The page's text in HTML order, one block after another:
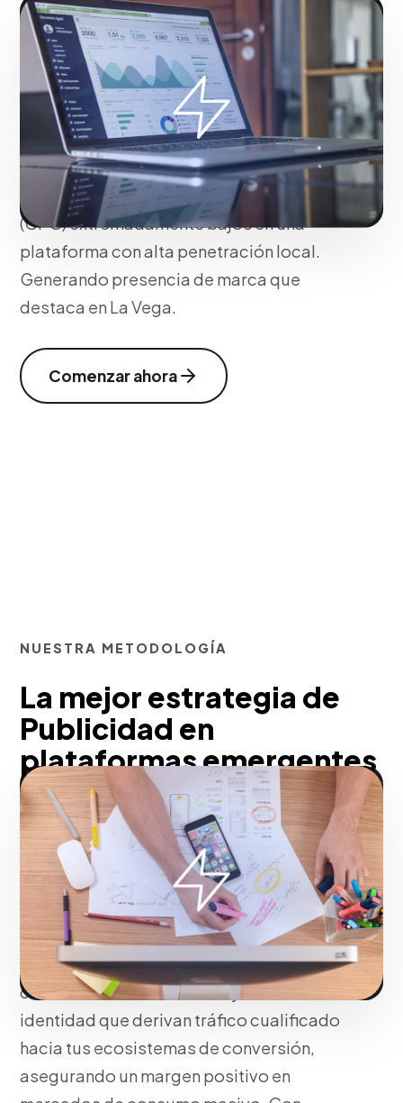
Trabajando junto a ti, aprovechamos el
formato de video corto en mercados
emergentes segmentando
agresivamente mediante Kwai for
Business. Creamos anuncios nativos que
capitalizan la autenticidad del contenido
cotidiano, logrando costos por clic
(CPC) extremadamente bajos en una
plataforma con alta penetración local.
Generando presencia de marca que
destaca en La Vega.
Comenzar ahora
NUESTRA METODOLOGÍA
La mejor estrategia de
Publicidad en
plataformas emergentes
para alcance masivo a
bajo costo en La Vega
En La Vega, transformamos la alta
retención de usuarios en Kwai en
oportunidades comerciales directas.
Estructuramos llamados a la acción
claros en formatos in-feed y desafíos de
identidad que derivan tráfico cualificado
hacia tus ecosistemas de conversión,
asegurando un margen positivo en